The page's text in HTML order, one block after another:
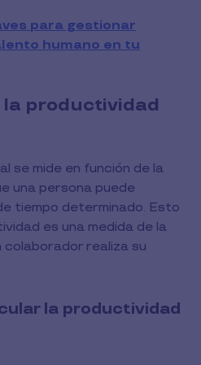
para gestionar
humano en tu
la productividad
se mide en función de la
una persona puede
tiempo determinado. Esto
es una medida de la
colaborador realiza su
la productividad